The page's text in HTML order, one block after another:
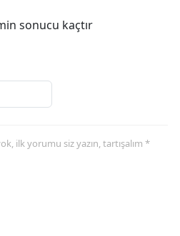
sonucu kaçtır
ilk yorumu siz yazın, tartışalım *